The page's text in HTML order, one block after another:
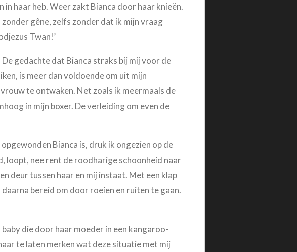
haar heb. Weer zakt Bianca door haar knieën.
zonder gêne, zelfs zonder dat ik mijn vraag
Twan!’
gedachte dat Bianca straks bij mij voor de
is meer dan voldoende om uit mijn
te ontwaken. Net zoals ik meermaals de
in mijn boxer. De verleiding om even de
Bianca is, druk ik ongezien op de
loopt, nee rent de roodharige schoonheid naar
deur tussen haar en mij instaat. Met een klap
bereid om door roeien en ruiten te gaan.
die door haar moeder in een kangaroo-
te laten merken wat deze situatie met mij